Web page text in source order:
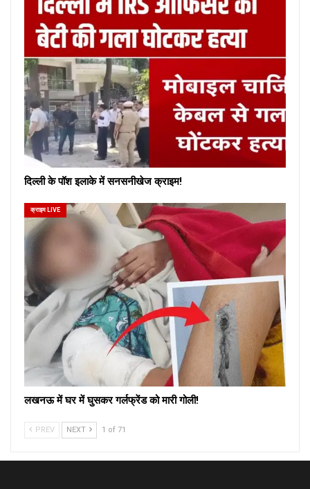
दिल्ली के पॉश इलाके में सनसनीखेज क्राइम!
क्राइम LIVE
लखनऊ में घर में घुसकर गर्लफ्रेंड को मारी गोली!
PREV NEXT 1 of 71